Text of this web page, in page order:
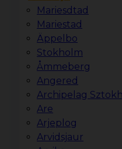
Mariesdtad
Mariestad
Äppelbo
Stokholm
Åmmeberg
Angered
Archipelag
Are
Arjeplog
Arvidsjaur